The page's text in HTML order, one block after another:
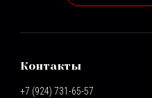
Контакты
+7 (924) 731-65-57